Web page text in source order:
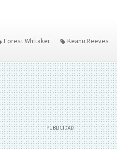
Forest Whitaker Keanu Reeves